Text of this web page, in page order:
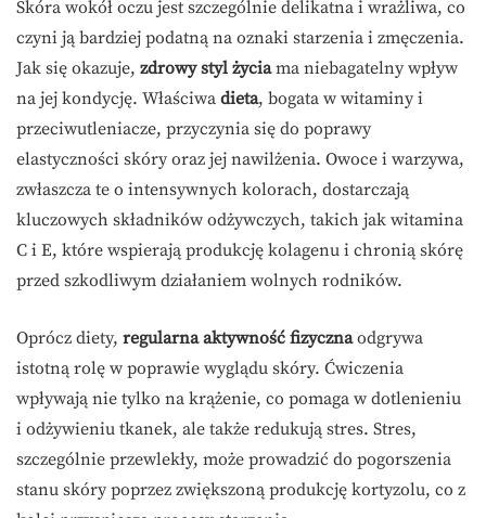
Skóra wokół oczu jest szczególnie delikatna i wrażliwa, co
czyni ją bardziej podatną na oznaki starzenia i zmęczenia.
Jak się okazuje, zdrowy styl życiama niebagatelny wpływ
na jej kondycję. Właściwa dieta, bogata w witaminy i
przeciwutleniacze, przyczynia się do poprawy
elastyczności skóry oraz jej nawilżenia. Owoce i warzywa,
zwłaszcza te o intensywnych kolorach, dostarczają
kluczowych składników odżywczych, takich jak witamina
C i E, które wspierają produkcję kolagenu i chronią skórę
przed szkodliwym działaniem wolnych rodników.
Oprócz diety, regularna aktywność fizycznaodgrywa
istotną rolę w poprawie wyglądu skóry. Ćwiczenia
wpływają nie tylko na krążenie, co pomaga w dotlenieniu
i odżywieniu tkanek, ale także redukują stres. Stres,
szczególnie przewlekły, może prowadzić do pogorszenia
stanu skóry poprzez zwiększoną produkcję kortyzolu, co z